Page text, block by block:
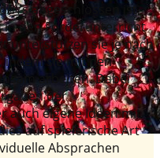
abgeschlossen ist,
in den Förderunterricht
unterstützen sie je nach
indem sie mit den
arbeiten. Dabei
der
auch eigene Ideen mit
auf spielerische Art
Absprachen